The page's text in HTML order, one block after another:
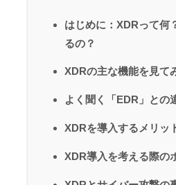
はじめに：XDRって何
るの？
XDRの主な機能を見て
よく聞く「EDR」との
XDRを導入するメリッ
XDR導入を考える際の